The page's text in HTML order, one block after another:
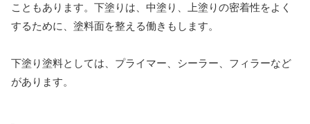
こともあります。下塗りは、中塗り、上塗りの密着性をよく
するために、塗料面を整える働きもします。
下塗り塗料としては、プライマー、シーラー、フィラーなど
があります。